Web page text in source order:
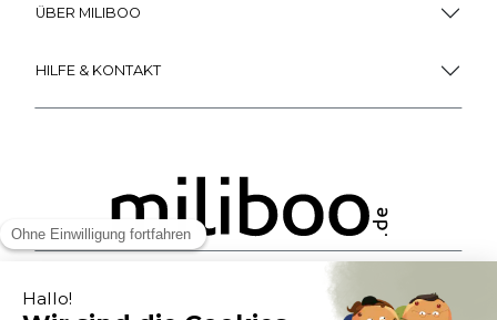
ÜBER MILIBOO
HILFE & KONTAKT
ZAHLUNGSMÖGLICHKEITEN